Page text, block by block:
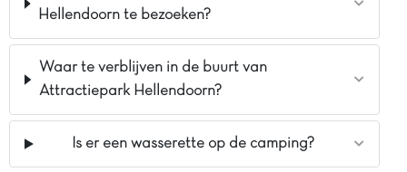
Hellendoorn te bezoeken?
Waar te verblijven in de buurt van
Attractiepark Hellendoorn?
Is er een wasserette op de camping?